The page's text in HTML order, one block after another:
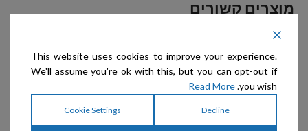
מוצרים קשורים
This website uses cookies to improve your experience.
We'll assume you're ok with this, but you can opt-out if
you wish.
Read More
Decline
Cookie Settings